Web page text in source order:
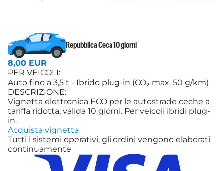
Repubblica Ceca 10 giorni
8,00 EUR
PER VEICOLI:
Auto fino a 3,5 t - Ibrido plug-in (CO₂ max. 50 g/km)
DESCRIZIONE:
Vignetta elettronica ECO per le autostrade ceche a
tariffa ridotta, valida 10 giorni. Per veicoli ibridi plug-
in.
Acquista vignetta
Tutti i sistemi operativi, gli ordini vengono elaborati
continuamente